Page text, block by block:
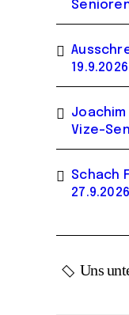
Vize-
Schach
27.9.2026
Uns